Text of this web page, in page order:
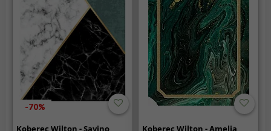
-70%
Koberec Wilton - Savino
Koberec Wilton - Amelia